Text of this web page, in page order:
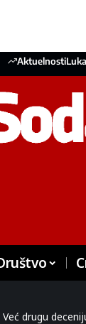
Aktuelnosti
Već drugu